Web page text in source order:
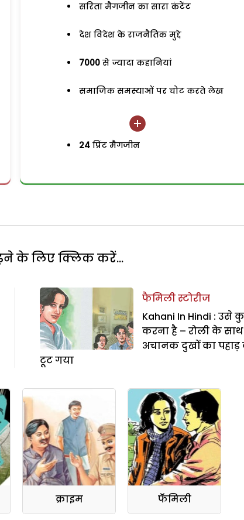
सरिता मैगजीन का सारा कंटेंट
देश विदेश के राजनैतिक मुद्दे
7000 से ज्यादा कहानियां
समाजिक समस्याओं पर चोट करते लेख
24 प्रिंट मैगजीन
के लिए क्लिक करें...
फैमिली स्टोरीज
Kahani In Hindi : उसे
करना है – रोली के साथ
अचानक दुखों का पहाड़
टूट गया
क्राइम फॅमिली